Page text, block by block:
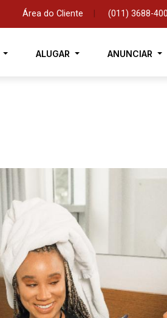
Área do Cliente (011) 3688-
ALUGAR ANUNCIAR